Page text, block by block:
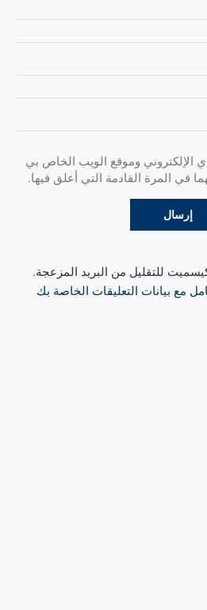
وموقع الويب الخاص بي
في المرة القادمة التي أعلق فيها.
للتقليل من البريد المزعجة.
مع بيانات التعليقات الخاصة بك